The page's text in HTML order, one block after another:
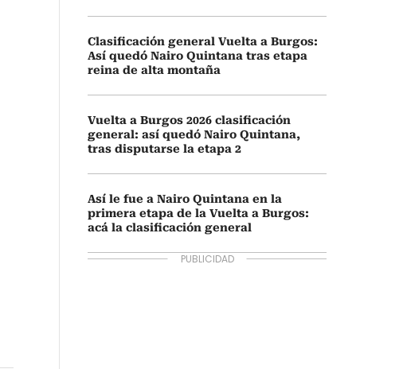
Clasificación general Vuelta a Burgos:
Así quedó Nairo Quintana tras etapa
reina de alta montaña
Vuelta a Burgos 2026 clasificación
general: así quedó Nairo Quintana,
tras disputarse la etapa 2
Así le fue a Nairo Quintana en la
primera etapa de la Vuelta a Burgos:
acá la clasificación general